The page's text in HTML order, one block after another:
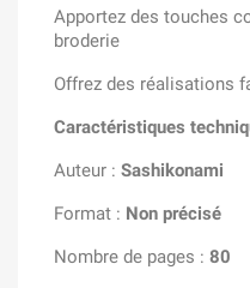
Apportez des touches
broderie
Offrez des réalisations
Caractéristiques
Auteur : Sashikonami
Format : Non précisé
Nombre de pages : 80